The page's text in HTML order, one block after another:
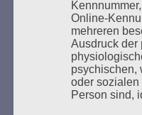
Weitere Informationen:
GEDENKEN UND
UNSERER
Online-
mehreren
Ausdruck der
psychischen,
oder sozialen
Person sind,